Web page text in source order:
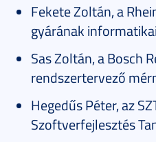
Fekete Zoltán, a
gyárának
Sas Zoltán, a Bosch
rendszertervező
Hegedűs Péter, az
Szoftverfejlesztés